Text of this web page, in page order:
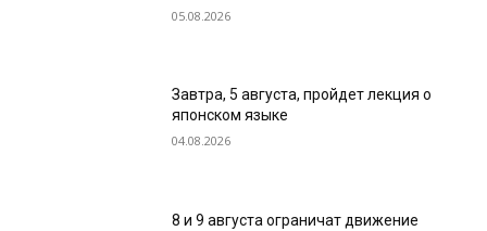
05.08.2026
Завтра, 5 августа, пройдет лекция о
японском языке
04.08.2026
8 и 9 августа ограничат движение